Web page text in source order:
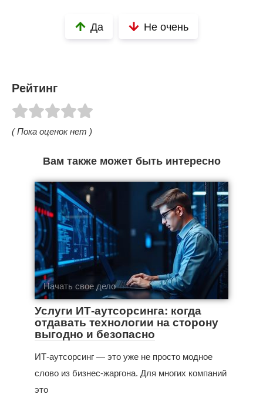
Да Не очень
Рейтинг
( Пока оценок нет )
Вам также может быть интересно
Начать свое дело
Услуги ИТ-аутсорсинга: когда
отдавать технологии на сторону
выгодно и безопасно
ИТ-аутсорсинг — это уже не просто модное
слово из бизнес‑жаргона. Для многих компаний
это